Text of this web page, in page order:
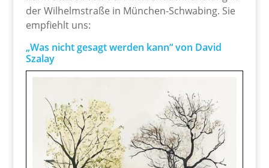
der Wilhelmstraße in München-Schwabing. Sie
empfiehlt uns:
„Was nicht gesagt werden kann“ von David
Szalay